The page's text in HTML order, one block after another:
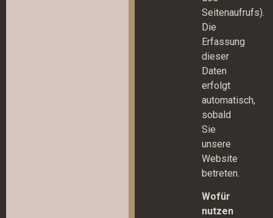
Seitenaufrufs).
Die
Erfassung
dieser
Daten
erfolgt
automatisch,
sobald
Sie
unsere
Website
betreten.
Wofür
nutzen